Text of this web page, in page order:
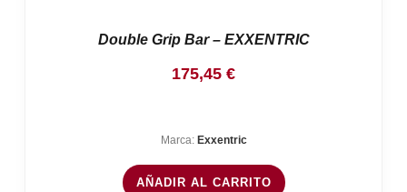
Double Grip Bar – EXXENTRIC
175,45 €
Marca: Exxentric
AÑADIR AL CARRITO